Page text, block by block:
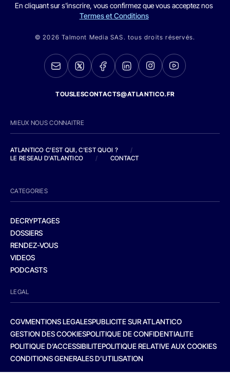
En cliquant sur s'inscrire, vous confirmez que vous acceptez nos
Termes et Conditions
© 2026 Talmont Media SAS. tous droits réservés.
TOUSLESCONTACTS@ATLANTICO.FR
MIEUX NOUS CONNAITRE
ATLANTICO C'EST QUI, C'EST QUOI ?
/
LE RESEAU D'ATLANTICO
/ CONTACT
CATEGORIES
DECRYPTAGES
DOSSIERS
RENDEZ-VOUS
VIDEOS
PODCASTS
LEGAL
CGVMENTIONS LEGALESPUBLICITE SUR ATLANTICO
GESTION DES COOKIESPOLITIQUE DE CONFIDENTIALITE
POLITIQUE D’ACCESSIBILITEPOLITIQUE RELATIVE AUX COOKIES
CONDITIONS GENERALES D’UTILISATION